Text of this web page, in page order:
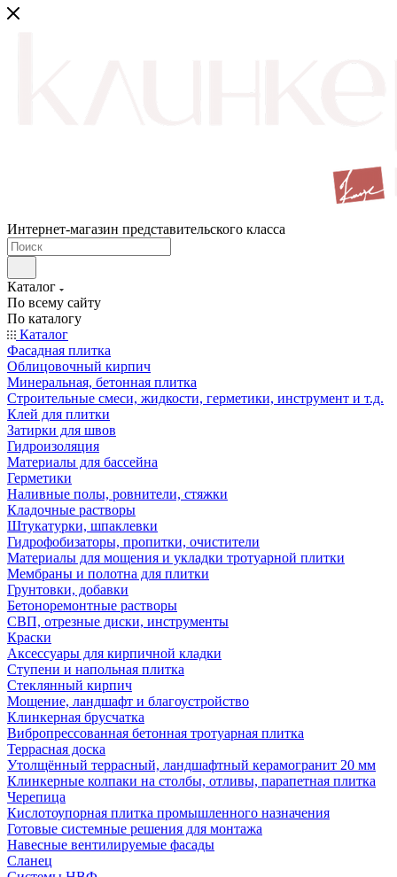
Интернет-магазин представительского класса
Каталог
По всему сайту
По каталогу
Каталог
Фасадная плитка
Облицовочный кирпич
Минеральная, бетонная плитка
Строительные смеси, жидкости, герметики, инструмент и т.д.
Клей для плитки
Затирки для швов
Гидроизоляция
Материалы для бассейна
Герметики
Наливные полы, ровнители, стяжки
Кладочные растворы
Штукатурки, шпаклевки
Гидрофобизаторы, пропитки, очистители
Материалы для мощения и укладки тротуарной плитки
Мембраны и полотна для плитки
Грунтовки, добавки
Бетоноремонтные растворы
СВП, отрезные диски, инструменты
Краски
Аксессуары для кирпичной кладки
Ступени и напольная плитка
Cтеклянный кирпич
Мощение, ландшафт и благоустройство
Клинкерная брусчатка
Вибропрессованная бетонная тротуарная плитка
Террасная доска
Утолщённый террасный, ландшафтный керамогранит 20 мм
Клинкерные колпаки на столбы, отливы, парапетная плитка
Черепица
Кислотоупорная плитка промышленного назначения
Готовые системные решения для монтажа
Навесные вентилируемые фасады
Сланец